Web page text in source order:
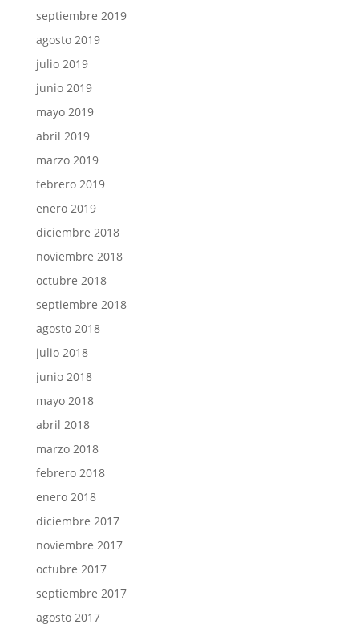
septiembre 2019
agosto 2019
julio 2019
junio 2019
mayo 2019
abril 2019
marzo 2019
febrero 2019
enero 2019
diciembre 2018
noviembre 2018
octubre 2018
septiembre 2018
agosto 2018
julio 2018
junio 2018
mayo 2018
abril 2018
marzo 2018
febrero 2018
enero 2018
diciembre 2017
noviembre 2017
octubre 2017
septiembre 2017
agosto 2017